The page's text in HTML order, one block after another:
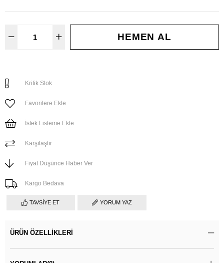
Kritik Stok
Favorilere Ekle
İstek Listeme Ekle
Karşılaştır
Fiyat Düşünce Haber Ver
Kargo Bedava
TAVSIYE ET YORUM YAZ
ÜRÜN ÖZELLIKLERI